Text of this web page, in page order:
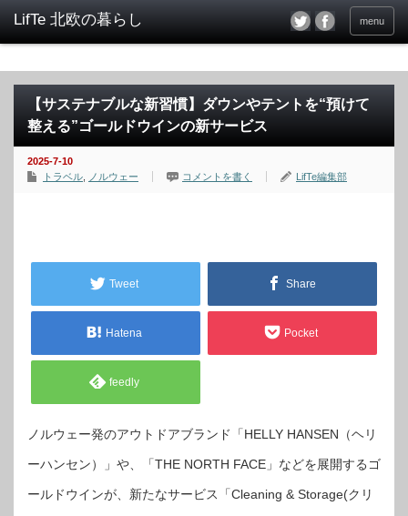
menu
【サステナブルな新習慣】ダウンやテントを“預けて
整える”ゴールドウインの新サービス
2025-7-10
トラベル
ノルウェー コメントを書く LifTe編集部
Tweet Share
Hatena Pocket
feedly
ノルウェー発のアウトドアブランド「HELLY HANSEN（ヘリ
ーハンセン）」や、「THE NORTH FACE」などを展開するゴ
ールドウインが、新たなサービス「Cleaning & Storage(クリ